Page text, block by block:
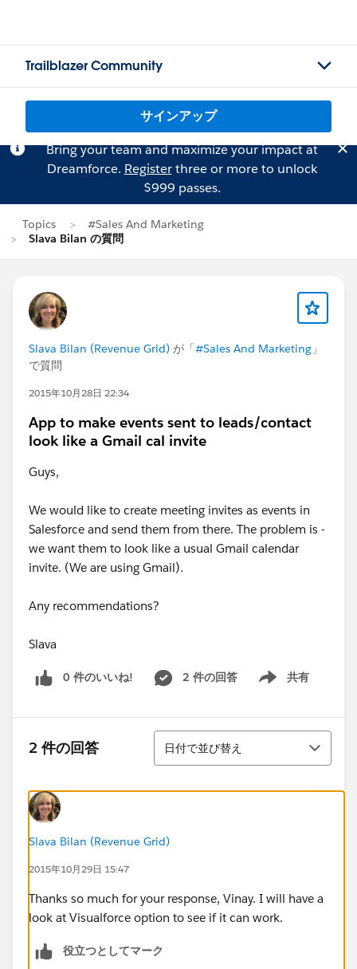
Trailblazer Community
サインアップ
Bring your team and maximize your impact at
Dreamforce. Registerthree or more to unlock
$999 passes.
Topics
#Sales And Marketing
Slava Bilan の質問
Slava Bilan (Revenue Grid) が「#Sales And Marketing 」
で質問
2015年10月28日 22:34
App to make events sent to leads/contact
look like a Gmail cal invite
Guys,
We would like to create meeting invites as events in
Salesforce and send them from there. The problem is -
we want them to look like a usual Gmail calendar
invite. (We are using Gmail).
Any recommendations?
Slava
0 件のいいね! 2 件の回答 共有
Show menu
2 件の回答
並び替え
日付で並び替え
Slava Bilan (Revenue Grid)
2015年10月29日 15:47
Thanks so much for your response, Vinay. I will have a
look at Visualforce option to see if it can work.
役立つとしてマーク